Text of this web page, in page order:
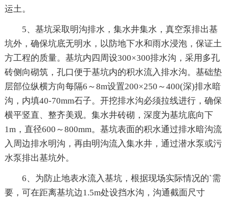
运土。
5、基坑采取明沟排水，集水井集水，真空泵排出基
坑外，确保坑底无明水，以防地下水和雨水浸泡，保证土
方工程的质量。基坑内四周设300×300排水沟，采用多孔
砖侧向砌筑，孔口便于基坑内的积水流入排水沟。基础垫
层部位纵横方向每隔6～8m设置200×250～400(深)排水暗
沟，内填40-70mm石子。开挖排水沟必须拉线进行，确保
横平竖直、整齐美观。集水井砖砌，深度为基坑底向下
1m，直径600～800mm。基坑表面的积水通过排水暗沟流
入周边排水明沟，再由明沟流入集水井，通过潜水泵或污
水泵排出基坑外。
6、为防止地表水流入基坑，根据现场实际情况的`需
要，可在距离基坑边1.5m处设挡水沟，沟通截面尺寸